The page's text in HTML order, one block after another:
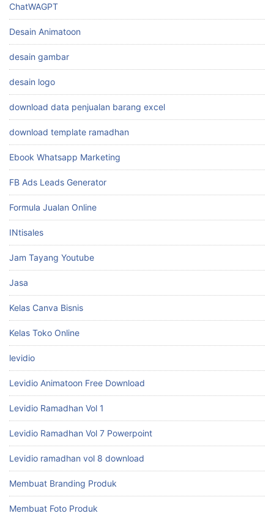
ChatWAGPT
Desain Animatoon
desain gambar
desain logo
download data penjualan barang excel
download template ramadhan
Ebook Whatsapp Marketing
FB Ads Leads Generator
Formula Jualan Online
INtisales
Jam Tayang Youtube
Jasa
Kelas Canva Bisnis
Kelas Toko Online
levidio
Levidio Animatoon Free Download
Levidio Ramadhan Vol 1
Levidio Ramadhan Vol 7 Powerpoint
Levidio ramadhan vol 8 download
Membuat Branding Produk
Membuat Foto Produk